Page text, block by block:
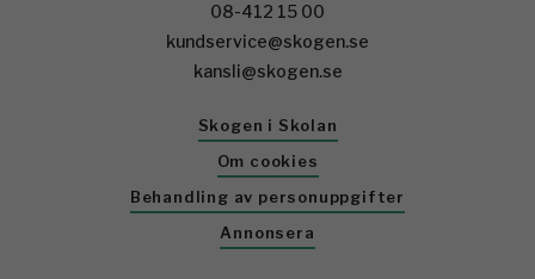
08-412 15 00
kundservice@skogen.se
kansli@skogen.se
Skogen i Skolan
Om cookies
Behandling av personuppgifter
Annonsera